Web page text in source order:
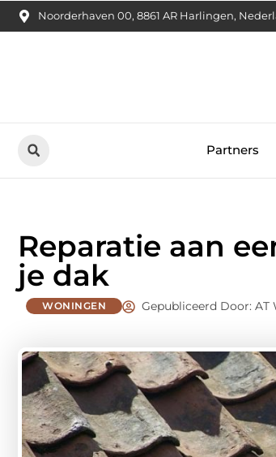
Noorderhaven 00, 8861 AR Harlingen,
Partners
Reparatie aan
je dak
WONINGEN Gepubliceerd Door: AT